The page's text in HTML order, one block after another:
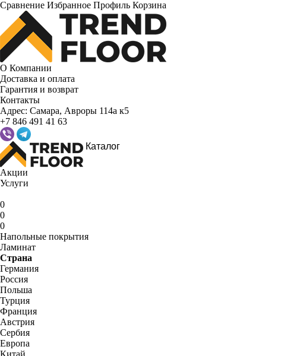
Сравнение Избранное Профиль Корзина
О Компании
Доставка и оплата
Гарантия и возврат
Контакты
Адрес: Самара, Авроры 114а к5
+7 846 491 41 63
Каталог
Акции
Услуги
0
0
0
Напольные покрытия
Ламинат
Страна
Германия
Россия
Польша
Турция
Франция
Австрия
Сербия
Европа
Китай